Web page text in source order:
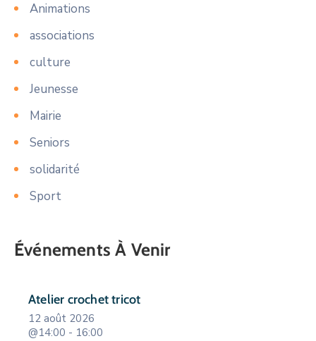
Animations
associations
culture
Jeunesse
Mairie
Seniors
solidarité
Sport
Événements À Venir
Atelier crochet tricot
12 août 2026
@14:00 - 16:00